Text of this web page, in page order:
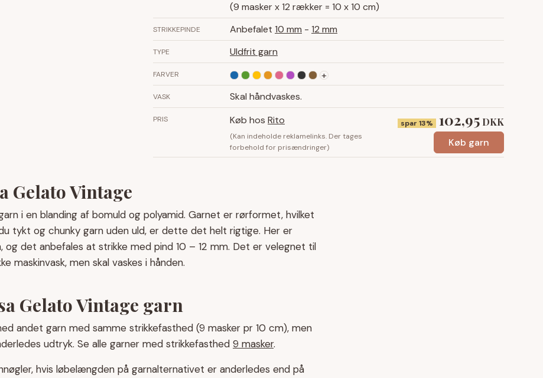
(9 masker x 12 rækker = 10 x 10 cm)
STRIKKEPINDE Anbefalet 10 mm - 12 mm
TYPE Uldfrit garn
FARVER +
VASK Skal håndvaskes.
PRIS Køb hos Rito spar 13% 102,95 DKK
(Kan indeholde reklamelinks. Der tages
forbehold for prisændringer)
Køb garn
Gelato Vintage
i en blanding af bomuld og polyamid. Garnet er rørformet, hvilket
tykt og chunky garn uden uld, er dette det helt rigtige. Her er
og det anbefales at strikke med pind 10 – 12 mm. Det er velegnet til
maskinvask, men skal vaskes i hånden.
Gelato Vintage garn
andet garn med samme strikkefasthed (9 masker pr 10 cm), men
udtryk. Se alle garner med strikkefasthed 9 masker.
hvis løbelængden på garnalternativet er anderledes end på